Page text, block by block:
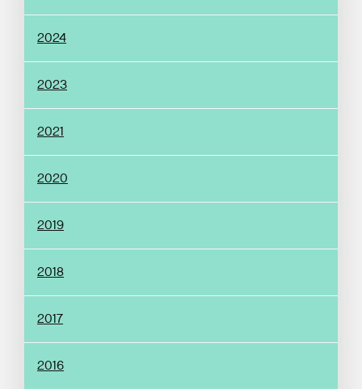
2024
2023
2021
2020
2019
2018
2017
2016